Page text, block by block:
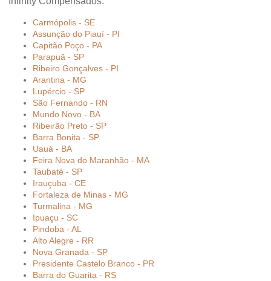
Carmópolis - SE
Assunção do Piauí - PI
Capitão Poço - PA
Parapuã - SP
Ribeiro Gonçalves - PI
Arantina - MG
Lupércio - SP
São Fernando - RN
Mundo Novo - BA
Ribeirão Preto - SP
Barra Bonita - SP
Uauá - BA
Feira Nova do Maranhão - MA
Taubaté - SP
Irauçuba - CE
Fortaleza de Minas - MG
Turmalina - MG
Ipuaçu - SC
Pindoba - AL
Alto Alegre - RR
Nova Granada - SP
Presidente Castelo Branco - PR
Barra do Guarita - RS